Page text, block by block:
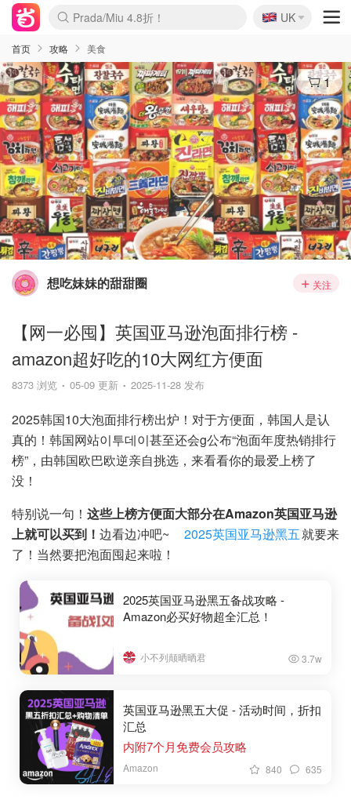
麦卢卡蜂蜜夏促！个位数！
Prada/Miu 4.8折！
啥？必胜客披萨5折！
🇬🇧
UK
首页 攻略 美食
1
想吃妹妹的甜甜圈 关注
【网一必囤】英国亚马逊泡面排行榜 -
amazon超好吃的10大网红方便面
8373 浏览 05-09 更新 2025-11-28 发布
2025韩国10大泡面排行榜出炉！对于方便面，韩国人是认
真的！韩国网站이투데이甚至还会g公布“泡面年度热销排行
榜”，由韩国欧巴欧逆亲自挑选，来看看你的最爱上榜了
没！
特别说一句！ 这些上榜方便面大部分在Amazon英国亚马逊
上就可以买到！ 边看边冲吧~ 2025英国亚马逊黑五就要来
了！当然要把泡面囤起来啦！
2025英国亚马逊黑五备战攻略 -
Amazon必买好物超全汇总！
小不列颠晒晒君 3.7w
英国亚马逊黑五大促 - 活动时间，折扣
汇总
内附7个月免费会员攻略
Amazon 840 635